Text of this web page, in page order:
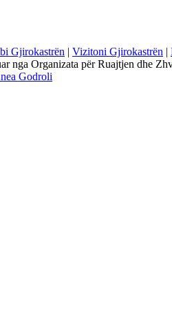
Gjirokastrën | Vizitoni Gjirokastrën |
nga Organizata për Ruajtjen dhe
Godroli